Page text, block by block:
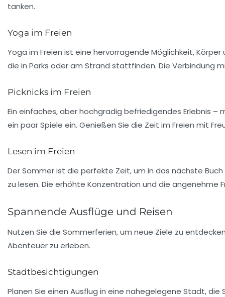
tanken.
Yoga im Freien
Yoga im Freien ist eine hervorragende Möglichkeit,
die in Parks oder am Strand stattfinden. Die Verbindung
Picknicks im Freien
Ein einfaches, aber hochgradig befriedigendes Erlebnis –
ein paar Spiele ein. Genießen Sie die Zeit im Freien mit
Lesen im Freien
Der Sommer ist die perfekte Zeit, um in das nächste
zu lesen. Die erhöhte Konzentration und die angenehme
Spannende Ausflüge und Reisen
Nutzen Sie die Sommerferien, um neue Ziele zu
Abenteuer zu erleben.
Stadtbesichtigungen
Planen Sie einen Ausflug in eine nahegelegene Stadt,